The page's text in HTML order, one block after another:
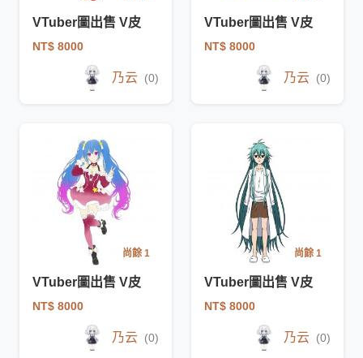
VTuber圖出售 V皮
NT$ 8000
乃云 (0)
VTuber圖出售 V皮
NT$ 8000
乃云 (0)
尚餘 1
VTuber圖出售 V皮
NT$ 8000
乃云 (0)
尚餘 1
VTuber圖出售 V皮
NT$ 8000
乃云 (0)